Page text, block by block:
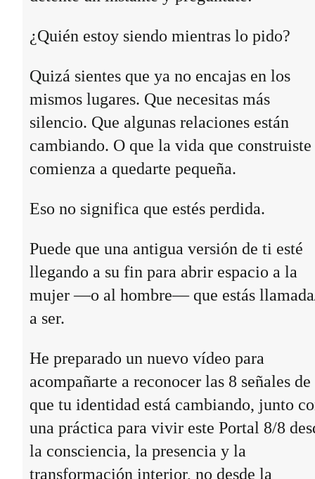
¿Quién estoy siendo mientras lo pido?
Quizá sientes que ya no encajas en los
mismos lugares. Que necesitas más
silencio. Que algunas relaciones están
cambiando. O que la vida que construiste
comienza a quedarte pequeña.
Eso no significa que estés perdida.
Puede que una antigua versión de ti esté
llegando a su fin para abrir espacio a la
mujer —o al hombre— que estás
a ser.
He preparado un nuevo vídeo para
acompañarte a reconocer las 8 señales de
que tu identidad está cambiando, junto
una práctica para vivir este Portal 8/8
la consciencia, la presencia y la
transformación interior, no desde la